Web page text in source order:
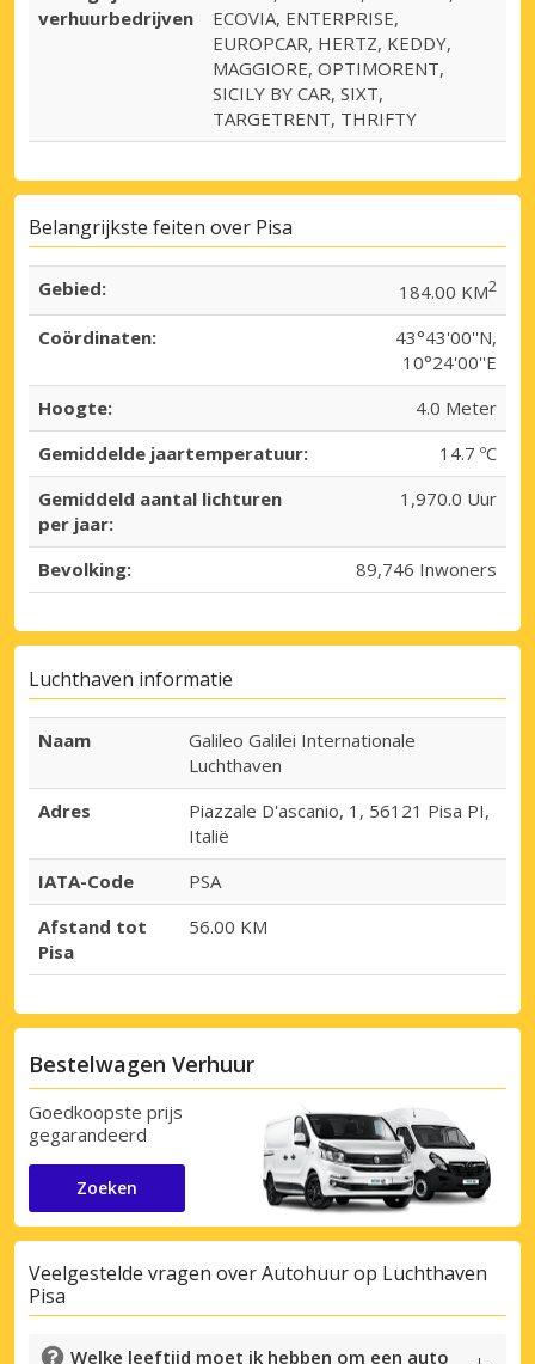
verhuurbedrijven
ECOVIA, ENTERPRISE,
EUROPCAR, HERTZ, KEDDY,
MAGGIORE, OPTIMORENT,
SICILY BY CAR, SIXT,
TARGETRENT, THRIFTY
Belangrijkste feiten over Pisa
Gebied: 184.00 KM2
Coördinaten:
43°43'00''N,
10°24'00''E
Hoogte:
4.0 Meter
Gemiddelde jaartemperatuur:
14.7 ºC
Gemiddeld aantal lichturen
per jaar:
1,970.0 Uur
Bevolking: 89,746 Inwoners
Luchthaven informatie
Naam
Galileo Galilei Internationale
Luchthaven
Adres
Piazzale D'ascanio, 1, 56121 Pisa PI,
Italië
IATA-Code
PSA
Afstand tot
Pisa
56.00 KM
Bestelwagen Verhuur
Goedkoopste prijs
gegarandeerd
Zoeken
Veelgestelde vragen over Autohuur op Luchthaven
Pisa
Welke leeftijd moet ik hebben om een auto